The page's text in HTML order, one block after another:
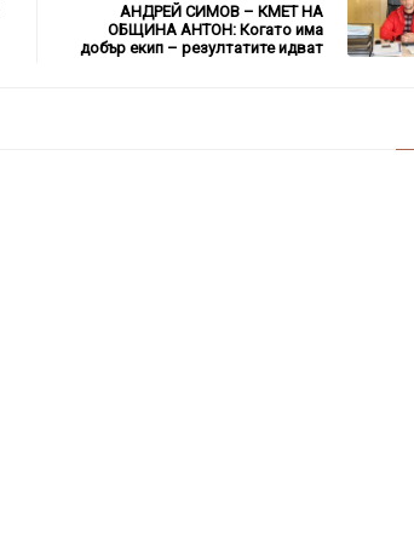
АНДРЕЙ СИМОВ – КМЕТ НА
ОБЩИНА АНТОН: Когато има
добър екип – резултатите идват